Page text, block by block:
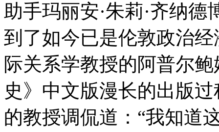
助手玛丽安·朱莉·齐纳
到了如今已是伦敦政治
际关系学教授的阿普尔
史》中文版漫长的出版
的教授调侃道：“我知道